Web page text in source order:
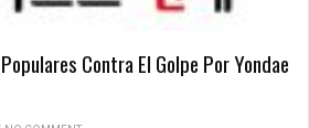
Contra El Golpe Por Yondae